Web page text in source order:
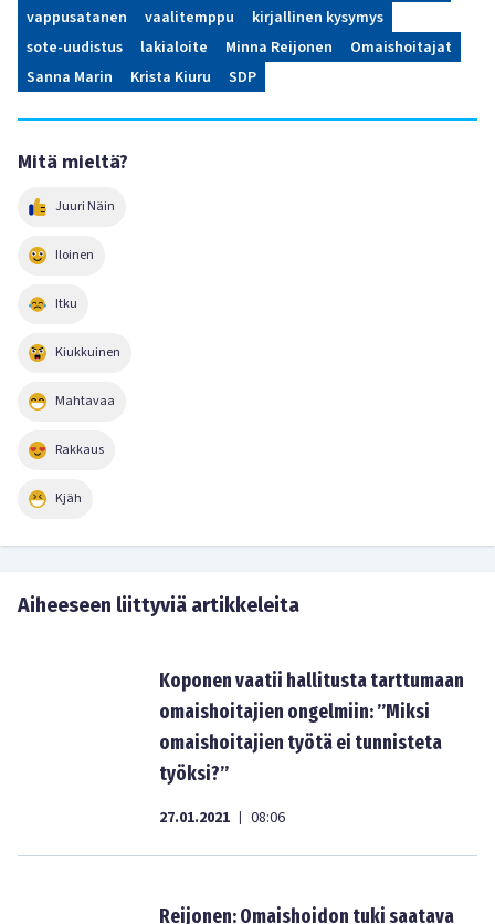
vappusatanen
vaalitemppu
kirjallinen kysymys
sote-uudistus
lakialoite Minna Reijonen
Omaishoitajat
Sanna Marin
Krista Kiuru SDP
Mitä mieltä?
Juuri Näin
Iloinen
Itku
Kiukkuinen
Mahtavaa
Rakkaus
Kjäh
Aiheeseen liittyviä artikkeleita
Koponen vaatii hallitusta tarttumaan
omaishoitajien ongelmiin: ”Miksi
omaishoitajien työtä ei tunnisteta
työksi?”
27.01.2021 | 08:06
Reijonen: Omaishoidon tuki saatava